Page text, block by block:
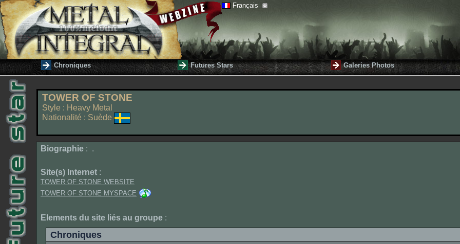
Français
Chroniques Futures Stars Galeries Photos
TOWER OF STONE
Style : Heavy Metal
Nationalité : Suède
Biographie : .
Site(s) Internet :
TOWER OF STONE WEBSITE
TOWER OF STONE MYSPACE
Elements du site liés au groupe :
Chroniques